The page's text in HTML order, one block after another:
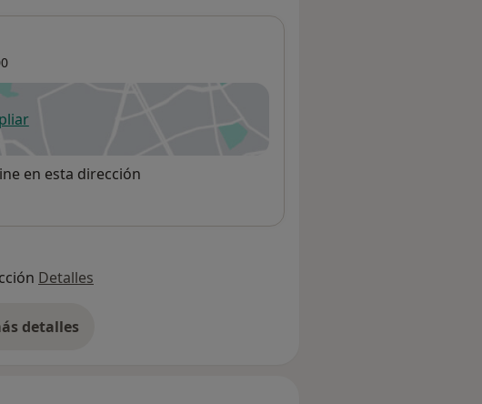
se abre en una nueva pestaña
en esta dirección
Detalles
detalles
sobre la dirección